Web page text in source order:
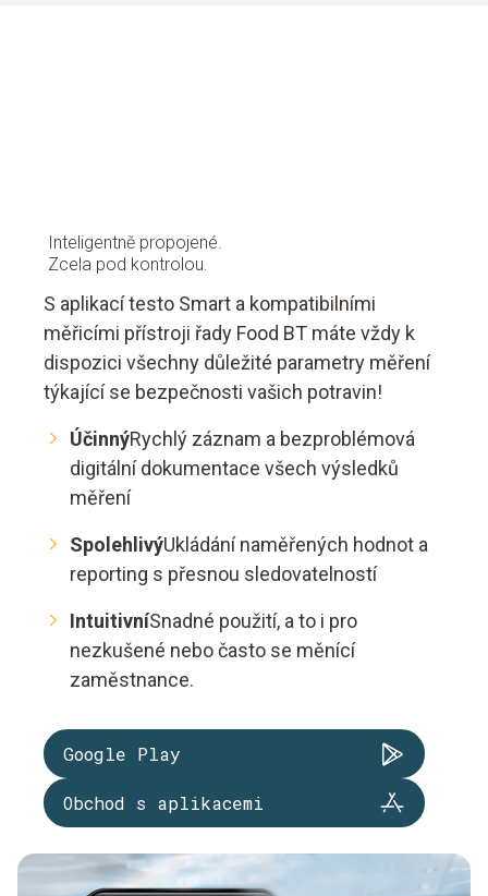
Inteligentně propojené.
Zcela pod kontrolou.
S aplikací testo Smart a kompatibilními
měřicími přístroji řady Food BT máte vždy k
dispozici všechny důležité parametry měření
týkající se bezpečnosti vašich potravin!
ÚčinnýRychlý záznam a bezproblémová
digitální dokumentace všech výsledků
měření
SpolehlivýUkládání naměřených hodnot a
reporting s přesnou sledovatelností
IntuitivníSnadné použití, a to i pro
nezkušené nebo často se měnící
zaměstnance.
Google Play
Obchod s aplikacemi